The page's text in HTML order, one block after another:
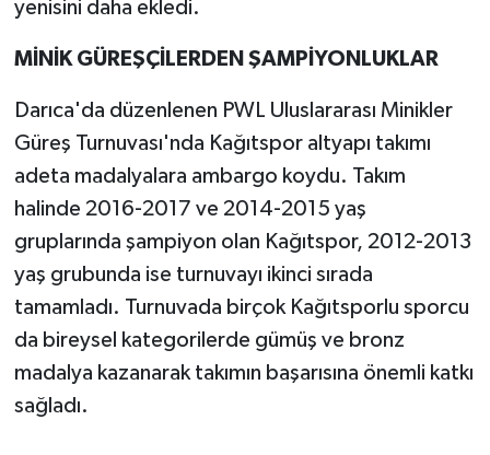
yenisini daha ekledi.
MİNİK GÜREŞÇİLERDEN ŞAMPİYONLUKLAR
Darıca'da düzenlenen PWL Uluslararası Minikler
Güreş Turnuvası'nda Kağıtspor altyapı takımı
adeta madalyalara ambargo koydu. Takım
halinde 2016-2017 ve 2014-2015 yaş
gruplarında şampiyon olan Kağıtspor, 2012-2013
yaş grubunda ise turnuvayı ikinci sırada
tamamladı. Turnuvada birçok Kağıtsporlu sporcu
da bireysel kategorilerde gümüş ve bronz
madalya kazanarak takımın başarısına önemli katkı
sağladı.